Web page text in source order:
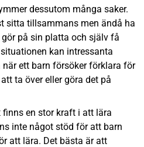
dessutom många saker.
sitta tillsammans men ändå ha
på sin platta och själv få
kan intressanta
ett barn försöker förklara för
ta över eller göra det på
en stor kraft i att lära
inte något stöd för att barn
att lära. Det bästa är att